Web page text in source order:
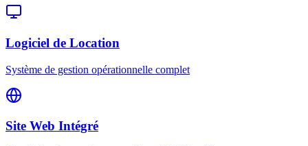
Logiciel de Location
Système de gestion opérationnelle complet
Site Web Intégré